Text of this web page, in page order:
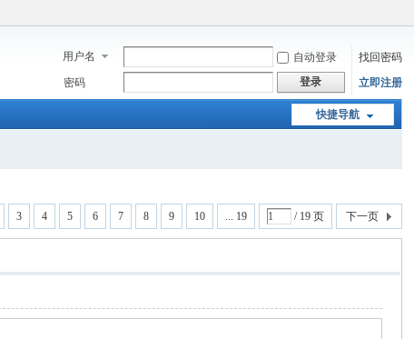
用户名 自动登录
找回密码
密码
登录 立即注册
快捷导航
3 4 5 6 7 8 9 10 ... 19 / 19 页 下一页